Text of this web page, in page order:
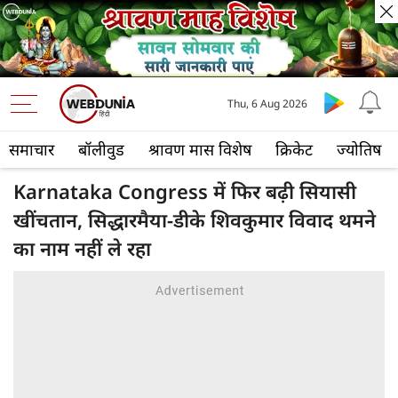
समाचार बॉलीवुड श्रावण मास विशेष क्रिकेट ज्योतिष
Thu, 6 Aug 2026
Karnataka Congress में फिर बढ़ी सियासी
खींचतान, सिद्धारमैया-डीके शिवकुमार विवाद थमने
का नाम नहीं ले रहा